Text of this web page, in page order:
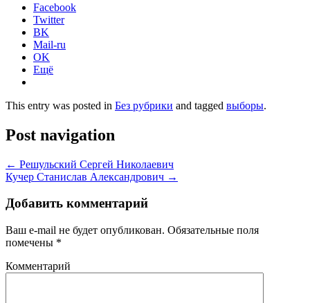
Facebook
Twitter
BK
Mail-ru
OK
Ещё
This entry was posted in Без рубрики and tagged выборы.
Post navigation
← Решульский Сергей Николаевич
Кучер Станислав Александрович →
Добавить комментарий
Ваш e-mail не будет опубликован. Обязательные поля
помечены *
Комментарий